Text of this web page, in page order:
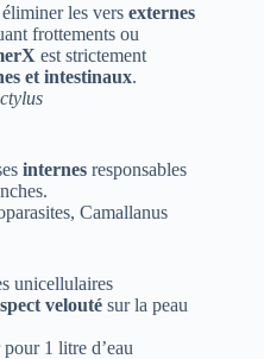
les vers externes
frottements ou
est strictement
et intestinaux.
internes responsables
Camallanus
unicellulaires
velouté sur la peau
1 litre d’eau